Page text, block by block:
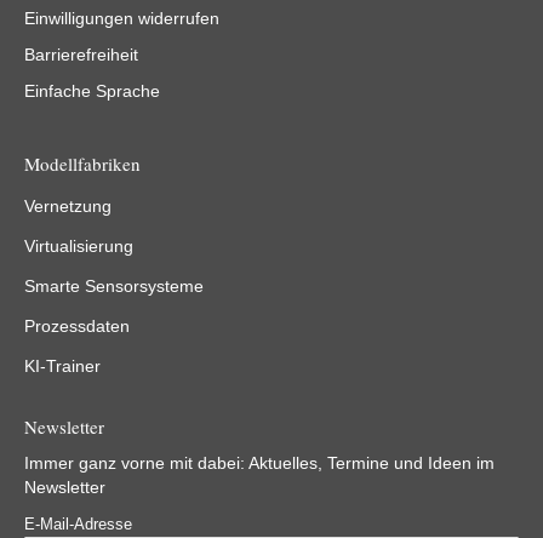
Einwilligungen widerrufen
Barrierefreiheit
Einfache Sprache
Modellfabriken
Vernetzung
Virtualisierung
Smarte Sensorsysteme
Prozessdaten
KI-Trainer
Newsletter
Immer ganz vorne mit dabei: Aktuelles, Termine und Ideen im
Newsletter
E-Mail-Adresse